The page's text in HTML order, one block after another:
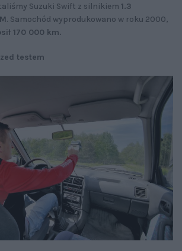
Suzuki Swift z silnikiem 1.3
. Samochód wyprodukowano w roku 2000,
170 000 km.
testem